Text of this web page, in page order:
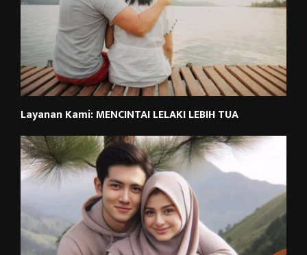
Layanan Kami: MENCINTAI LELAKI LEBIH TUA